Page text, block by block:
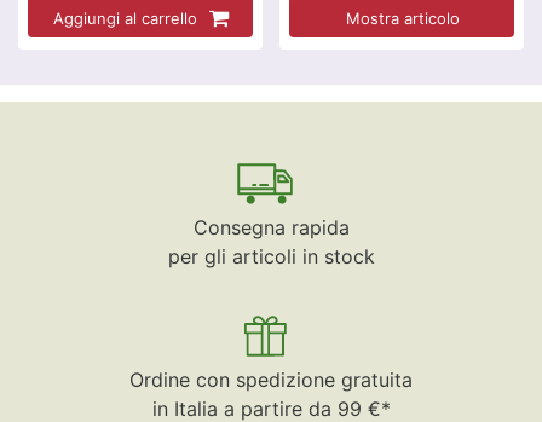
Aggiungi al carrello Mostra articolo
Consegna rapida
per gli articoli in stock
Ordine con spedizione gratuita
in Italia a partire da 99 €*